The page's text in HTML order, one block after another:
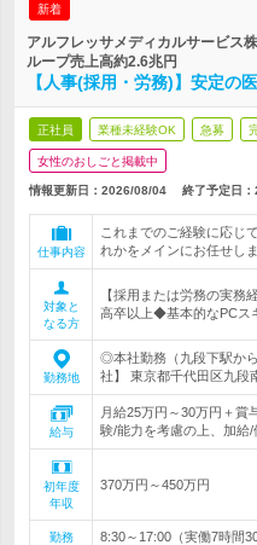
新着
アルフレッサメディカルサービス
ループ売上高約2.6兆円
【人事(採用・労務)】安定の
正社員 業種未経験OK 急募
女性のおしごと掲載中
情報更新日：2026/08/04 終了予定日：
仕事内容
これまでのご経験に応じ
れかをメインにお任せしま
対象と
なる方
【採用または労務の実
高卒以上◆基本的なPCス
勤務地
◎本社勤務（九段下駅か
社】 東京都千代田区九段
給与
月給25万円～30万円＋
験/能力を考慮の上、加
初年度
年収
370万円～450万円
勤務
8:30～17:00（実働7時間